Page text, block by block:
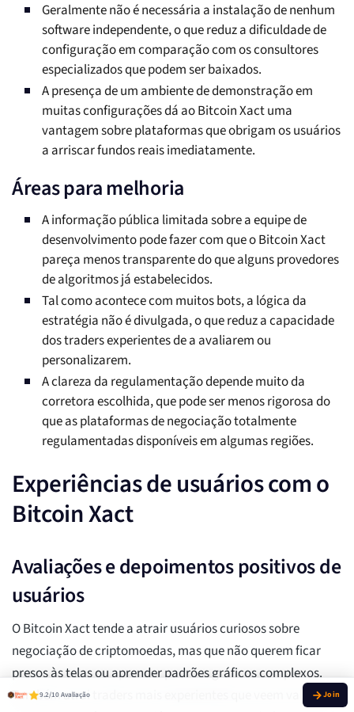
Geralmente não é necessária a instalação de nenhum
software independente, o que reduz a dificuldade de
configuração em comparação com os consultores
especializados que podem ser baixados.
A presença de um ambiente de demonstração em
muitas configurações dá ao Bitcoin Xact uma
vantagem sobre plataformas que obrigam os usuários
a arriscar fundos reais imediatamente.
Áreas para melhoria
A informação pública limitada sobre a equipe de
desenvolvimento pode fazer com que o Bitcoin Xact
pareça menos transparente do que alguns provedores
de algoritmos já estabelecidos.
Tal como acontece com muitos bots, a lógica da
estratégia não é divulgada, o que reduz a capacidade
dos traders experientes de a avaliarem ou
personalizarem.
A clareza da regulamentação depende muito da
corretora escolhida, que pode ser menos rigorosa do
que as plataformas de negociação totalmente
regulamentadas disponíveis em algumas regiões.
Experiências de usuários com o
Bitcoin Xact
Avaliações e depoimentos positivos de
usuários
O Bitcoin Xact tende a atrair usuários curiosos sobre
negociação de criptomoedas, mas que não querem ficar
presos às telas ou aprender padrões gráficos complexos.
Também atrai traders mais experientes que veem valor em
9.2/10 Avaliação